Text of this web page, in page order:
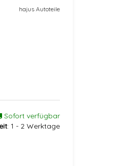
hajus Autoteile
Sofort verfügbar
: 1 - 2 Werktage